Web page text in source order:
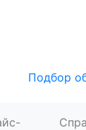
Подбор